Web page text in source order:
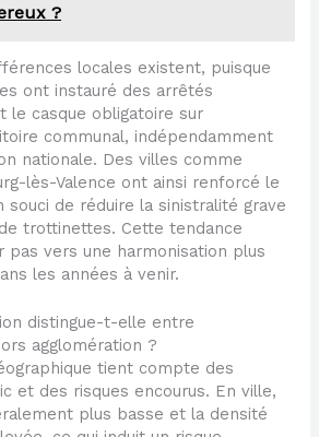
?
locales existent, puisque
ont instauré des arrêtés
le casque obligatoire sur
communal, indépendamment
nationale. Des villes comme
lès-Valence ont ainsi renforcé le
souci de réduire la sinistralité grave
trottinettes. Cette tendance
pas vers une harmonisation plus
les années à venir.
distingue-t-elle entre
agglomération ?
tient compte des
et des risques encourus. En ville,
plus basse et la densité